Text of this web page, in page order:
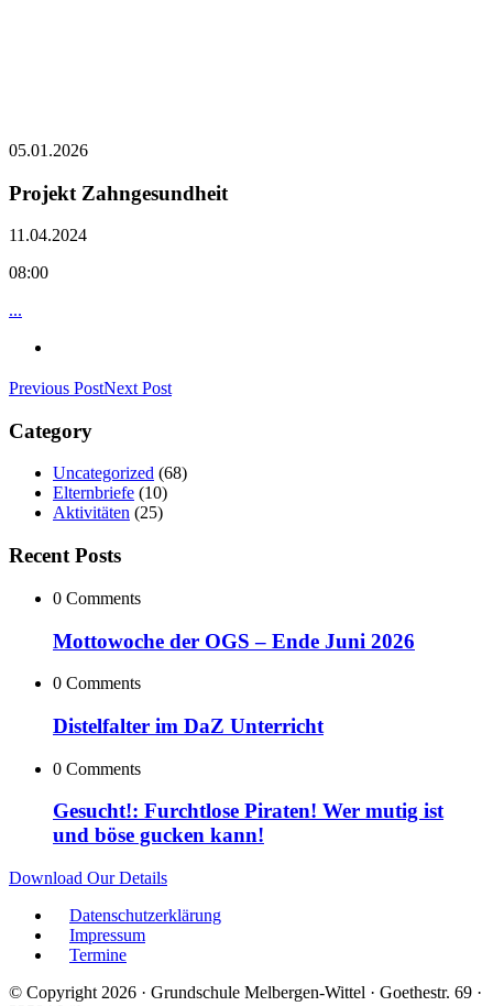
05.01.2026
Projekt Zahngesundheit
11.04.2024
08:00
...
Previous PostNext Post
Category
Uncategorized (68)
Elternbriefe (10)
Aktivitäten (25)
Recent Posts
0 Comments
Mottowoche der OGS – Ende Juni 2026
0 Comments
Distelfalter im DaZ Unterricht
0 Comments
Gesucht!: Furchtlose Piraten! Wer mutig ist
und böse gucken kann!
Download Our Details
Datenschutzerklärung
Impressum
Termine
© Copyright 2026 · Grundschule Melbergen-Wittel · Goethestr. 69 ·